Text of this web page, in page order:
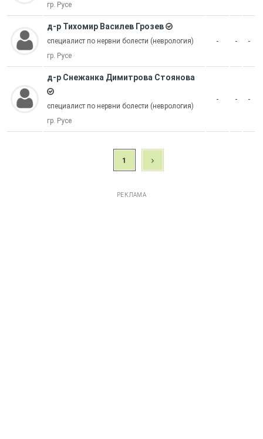
гр. Русе
д-р Тихомир Василев Грозев
специалист по нервни болести (неврология)
гр. Русе
- - -
д-р Снежанка Димитрова Стоянова
специалист по нервни болести (неврология)
гр. Русе
- - -
1
РЕКЛАМА